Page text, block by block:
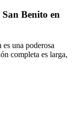
Benito en
una poderosa
completa es larga,